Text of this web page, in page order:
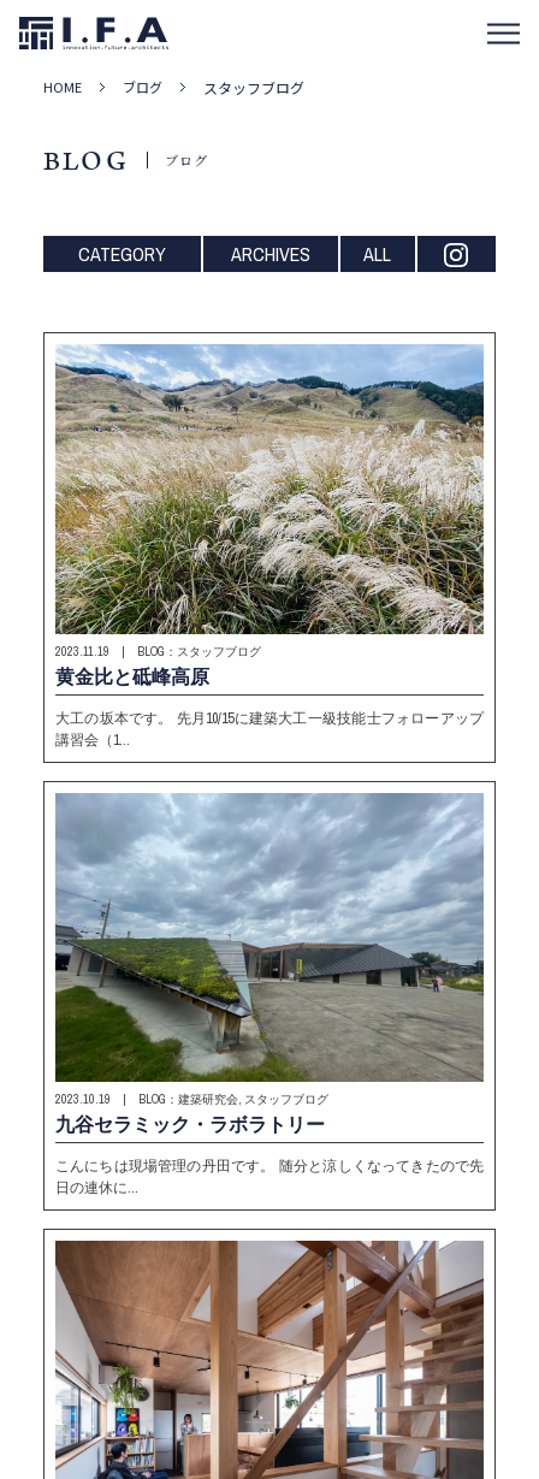
HOME ブログ スタッフブログ
BLOG ブログ
CATEGORY ARCHIVES ALL
2023.11.19 | BLOG：スタッフブログ
黄金比と砥峰高原
大工の坂本です。 先月10/15に建築大工一級技能士フォローアップ
講習会（1…
2023.10.19 | BLOG：建築研究会, スタッフブログ
九谷セラミック・ラボラトリー
こんにちは現場管理の丹田です。 随分と涼しくなってきたので先
日の連休に…